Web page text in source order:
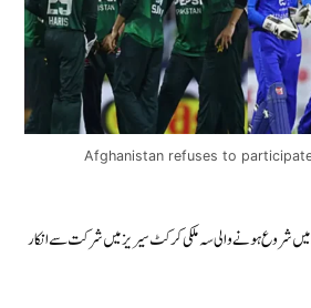
Afghanistan refuses to
سے پاکستان میں شروع ہونے والی سہ ملکی کرکٹ سیریز میں شرکت سے انکار